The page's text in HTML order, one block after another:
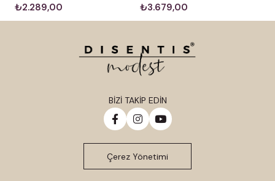
₺2.289,00 ₺3.679,00
BİZİ TAKİP EDİN
Çerez Yönetimi